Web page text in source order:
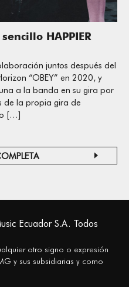
HAPPIER
juntos después del
“OBEY” en 2020, y
a la banda en su gira por
de la propia gira de
[…]
Ecuador S.A. Todos
otro signo o expresión
y sus subsidiarias y como